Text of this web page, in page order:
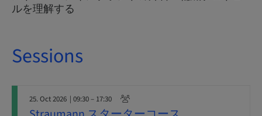
ルを理解する
Sessions
25. Oct 2026 | 09:30 – 17:30